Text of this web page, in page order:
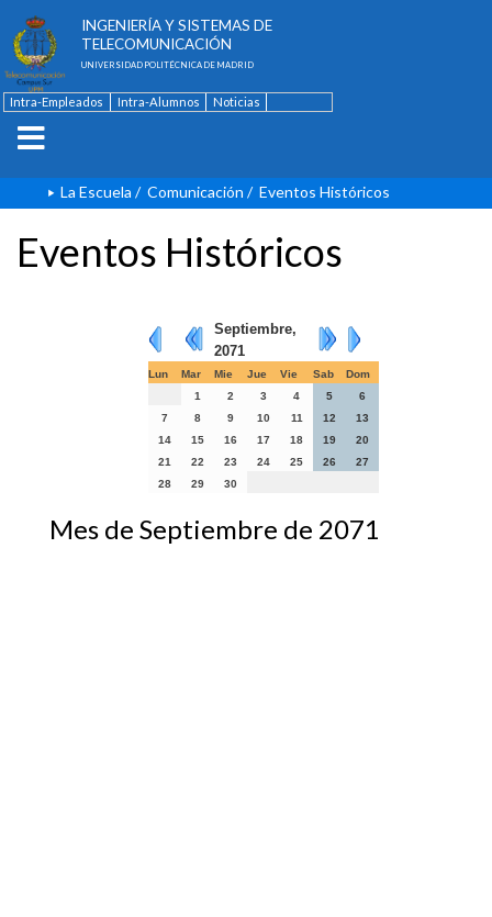
INGENIERÍA Y SISTEMAS DE
TELECOMUNICACIÓN
UNIVERSIDAD POLITÉCNICA DE MADRID
Intra-Empleados Intra-Alumnos
Noticias
La Escuela / Comunicación / Eventos Históricos
Eventos Históricos
Septiembre,
2071
Lun Mar Mie Jue Vie Sab
Dom
1
2 3 4 5
6
7
8 9 10 11 12
13
14
15 16 17 18 19
20
21
22 23 24 25 26
27
28
29 30
Mes de Septiembre de 2071